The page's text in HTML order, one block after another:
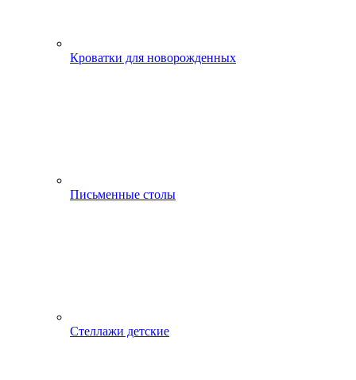
Кроватки для новорожденных
Письменные столы
Стеллажи детские